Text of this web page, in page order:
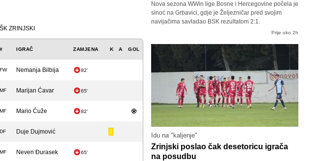
ZRINJSKI
# IGRAČ ZAMJENA K A GOL
FW Nemanja Bilbija 82'
MF Marijan Ćavar 65'
MF Mario Ćuže 82'
DF Duje Dujmović
MF Neven Đurasek 65'
Nova sezona WWin lige Bosne i Hercegovine počela je
sinoć na Grbavici, gdje je Željezničar pred svojim
navijačima savladao BSK rezultatom 2:1.
Prije oko 2h
Idu na "kaljenje"
Zrinjski poslao čak desetoricu igrača
na posudbu